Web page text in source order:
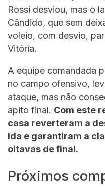
Rossi desviou, mas o
Cândido, que sem
voleio, com desvio,
Vitória.
A equipe comandada
no campo ofensivo,
ataque, mas não
apito final. Com este
casa reverteram a
ida e garantiram a
oitavas de final.
Próximos